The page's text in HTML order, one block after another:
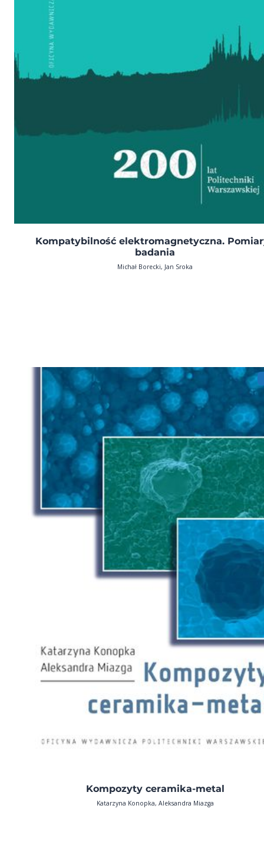
Kompatybilność elektromagnetyczna.
badania
Michał Borecki, Jan Sroka
Kompozyty ceramika-metal
Katarzyna Konopka, Aleksandra Miazga